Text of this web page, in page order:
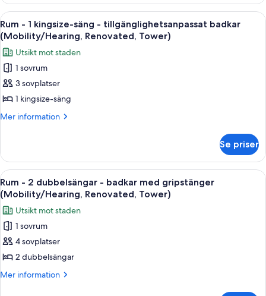
utsikt
mot
poolen
-
vid
poolen
(Renovated)
kingsize-
säng
-
utsikt
mot
poolen
-
vid
(Renovated)
Öppna
alla
foton
för
Rum
-
1
kingsize-
tillgänglighetsanpassat
badkar
(Mobility/Hearing,
Renovated,
Tower)
En snyggt bäddad säng med vita
3
Rum - 1 kingsize-säng - tillgänglighetsanpassat badkar
(Mobility/Hearing, Renovated, Tower)
Utsikt mot staden
1 sovrum
3 sovplatser
1 kingsize-säng
Mer information
Mer
-
kingsize-
säng
-
tillgänglighetsanpassat
badkar
(Mobility/Hearing,
Renovated,
Tower)
Se priser
Öppna
alla
foton
för
Rum
-
2
dubbelsängar
En snyggt bäddad säng med vita
3
Rum - 2 dubbelsängar - badkar med gripstänger
(Mobility/Hearing, Renovated, Tower)
Utsikt mot staden
1 sovrum
4 sovplatser
2 dubbelsängar
Mer information
Mer